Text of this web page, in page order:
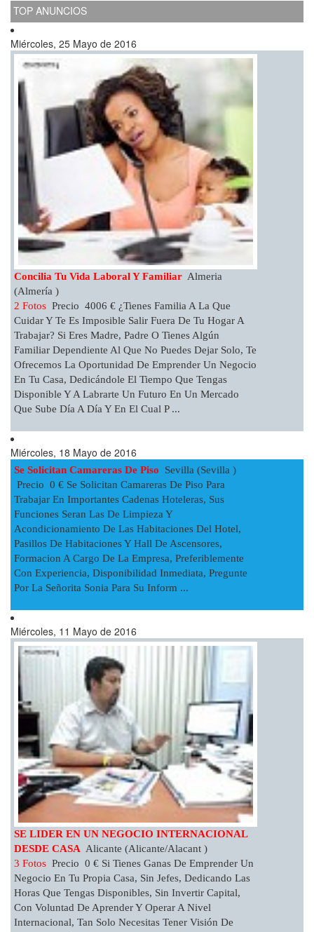
TOP ANUNCIOS
Miércoles, 25 Mayo de 2016
Concilia Tu Vida Laboral Y Familiar Almeria
(Almería )
2 Fotos Precio 4006 € ¿Tienes Familia A La Que
Cuidar Y Te Es Imposible Salir Fuera De Tu Hogar A
Trabajar? Si Eres Madre, Padre O Tienes Algún
Familiar Dependiente Al Que No Puedes Dejar Solo, Te
Ofrecemos La Oportunidad De Emprender Un Negocio
En Tu Casa, Dedicándole El Tiempo Que Tengas
Disponible Y A Labrarte Un Futuro En Un Mercado
Que Sube Día A Día Y En El Cual P ...
Miércoles, 18 Mayo de 2016
Se Solicitan Camareras De Piso Sevilla (Sevilla )
Precio 0 € Se Solicitan Camareras De Piso Para
Trabajar En Importantes Cadenas Hoteleras, Sus
Funciones Seran Las De Limpieza Y
Acondicionamiento De Las Habitaciones Del Hotel,
Pasillos De Habitaciones Y Hall De Ascensores,
Formacion A Cargo De La Empresa, Preferiblemente
Con Experiencia, Disponibilidad Inmediata, Pregunte
Por La Señorita Sonia Para Su Inform ...
Miércoles, 11 Mayo de 2016
SE LIDER EN UN NEGOCIO INTERNACIONAL
DESDE CASA Alicante (Alicante/Alacant )
3 Fotos Precio 0 € Si Tienes Ganas De Emprender Un
Negocio En Tu Propia Casa, Sin Jefes, Dedicando Las
Horas Que Tengas Disponibles, Sin Invertir Capital,
Con Voluntad De Aprender Y Operar A Nivel
Internacional, Tan Solo Necesitas Tener Visión De